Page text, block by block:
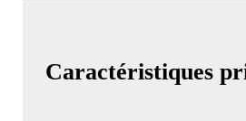
Caractéristiques